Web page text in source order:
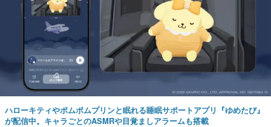
ハローキティやポムポムプリンと眠れる睡眠サポートアプリ『ゆめたび』
が配信中。キャラごとのASMRや目覚ましアラームも搭載